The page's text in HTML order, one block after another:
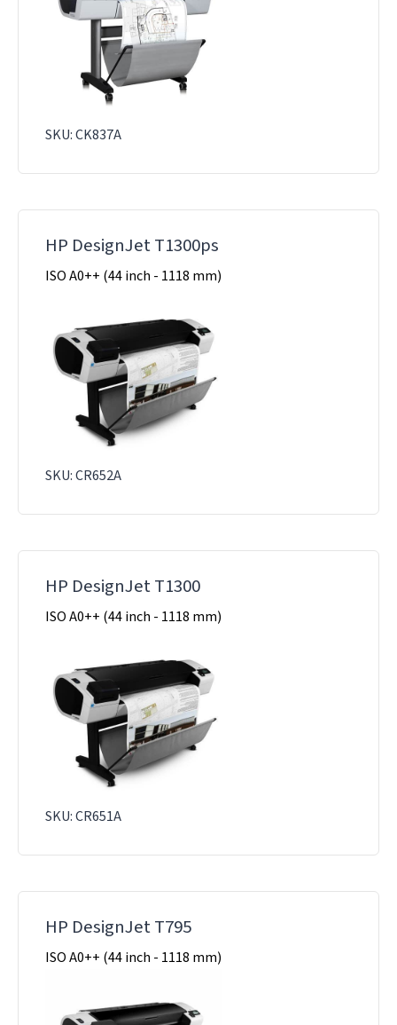
SKU: CK837A
HP DesignJet T1300ps
ISO A0++ (44 inch - 1118 mm)
SKU: CR652A
HP DesignJet T1300
ISO A0++ (44 inch - 1118 mm)
SKU: CR651A
HP DesignJet T795
ISO A0++ (44 inch - 1118 mm)